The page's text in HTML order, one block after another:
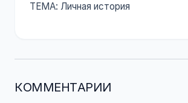
ТЕМА: Личная история
КОММЕНТАРИИ